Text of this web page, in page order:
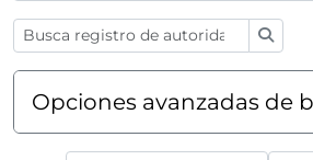
Opciones avanzadas de